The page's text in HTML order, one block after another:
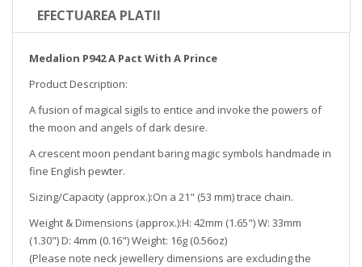
EFECTUAREA PLATII
Medalion P942 A Pact With A Prince
Product Description:
A fusion of magical sigils to entice and invoke the powers of
the moon and angels of dark desire.
A crescent moon pendant baring magic symbols handmade in
fine English pewter.
Sizing/Capacity (approx.):On a 21" (53 mm) trace chain.
Weight & Dimensions (approx.):H: 42mm (1.65") W: 33mm
(1.30") D: 4mm (0.16") Weight: 16g (0.56oz)
(Please note neck jewellery dimensions are excluding the